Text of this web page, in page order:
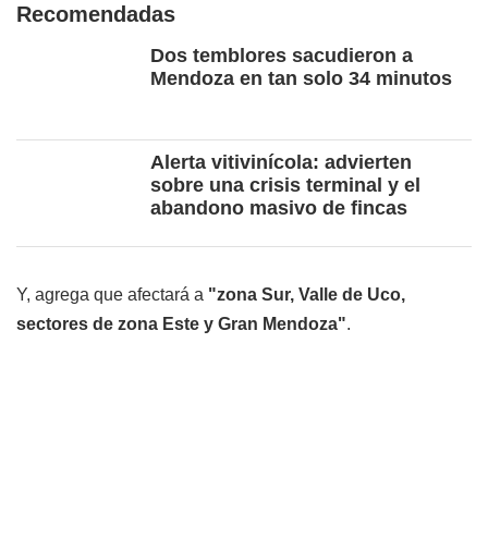
Recomendadas
Dos temblores sacudieron a
Mendoza en tan solo 34 minutos
Alerta vitivinícola: advierten
sobre una crisis terminal y el
abandono masivo de fincas
Y, agrega que afectará a "zona Sur, Valle de Uco,
sectores de zona Este y Gran Mendoza".